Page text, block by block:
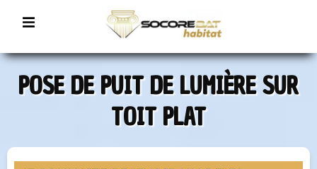
POSE DE PUIT DE LUMIÈRE SUR
TOIT PLAT